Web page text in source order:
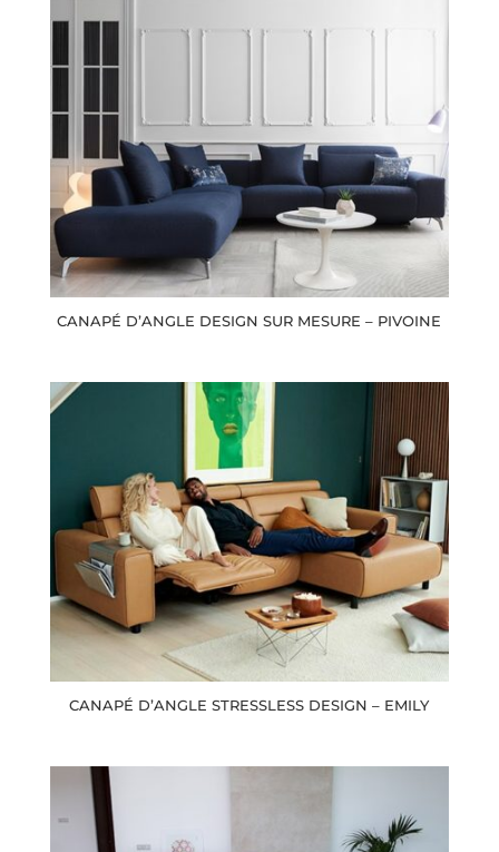
CANAPÉ D’ANGLE DESIGN SUR MESURE – PIVOINE
CANAPÉ D’ANGLE STRESSLESS DESIGN – EMILY